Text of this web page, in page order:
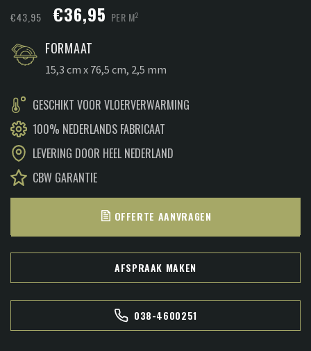
€43,95
Oorspronkelijke
prijs
was:
€36,95 Huidige
is:
PER M2
FORMAAT
15,3 cm x 76,5 cm, 2,5 mm
GESCHIKT VOOR VLOERVERWARMING
100% NEDERLANDS FABRICAAT
LEVERING DOOR HEEL NEDERLAND
CBW GARANTIE
OFFERTE AANVRAGEN
AFSPRAAK MAKEN
038-4600251